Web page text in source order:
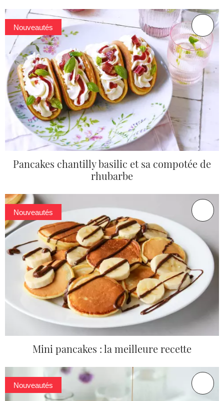
Nouveautés
Pancakes chantilly basilic et sa compotée de
rhubarbe
Nouveautés
Mini pancakes : la meilleure recette
Nouveautés